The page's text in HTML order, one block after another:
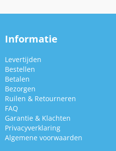
Informatie
Levertijden
Bestellen
Betalen
Bezorgen
Ruilen & Retourneren
FAQ
Garantie & Klachten
Privacyverklaring
Algemene voorwaarden